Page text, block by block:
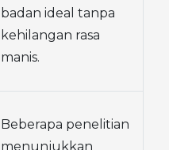
badan ideal tanpa
kehilangan rasa
manis.
Beberapa penelitian
menunjukkan